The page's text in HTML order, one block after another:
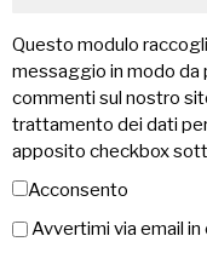
Questo modulo
messaggio in modo
commenti sul nostro
trattamento dei dati
apposito checkbox
Acconsento
Avvertimi via email